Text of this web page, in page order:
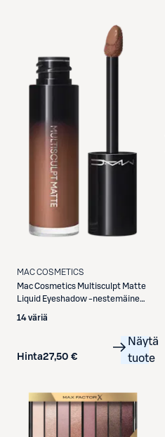
MAC COSMETICS
Mac Cosmetics Multisculpt Matte
Liquid Eyeshadow -nestemäinen
14 väriä
Hinta27,50 €
Näytä
tuote